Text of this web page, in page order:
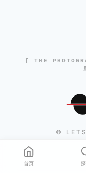
[ THE
©
首页